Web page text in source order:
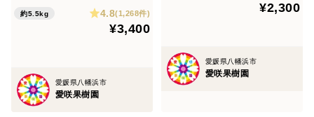
約5.5kg 4.8(1,268件)
¥3,400
愛媛県八幡浜市
愛咲果樹園
¥2,300
愛媛県八幡浜市
愛咲果樹園